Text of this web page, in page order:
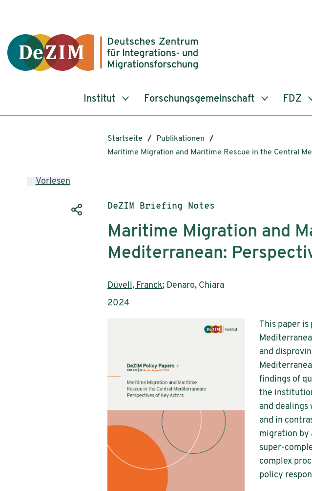
Institut Forschungsgemeinschaft FDZ
Startseite
Publikationen
Maritime Migration and Maritime Rescue in the Central
Vorlesen
Publikationstyp:
DeZIM Briefing Notes
Maritime Migration and
Mediterranean:
AutorInnen:
Düvell, Franck; Denaro, Chiara
Publikationsjahr:
2024
This paper is
and
findings of
the
and
and in
migration by
super-
complex
policy